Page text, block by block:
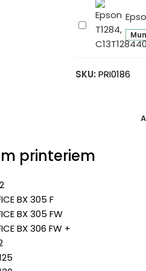
magenta
7ml
(Printle)
Epson
T1284
kasete
SKU:PRI0186
printeriem
BX 305 F
BX 305 FW
BX 306 FW +